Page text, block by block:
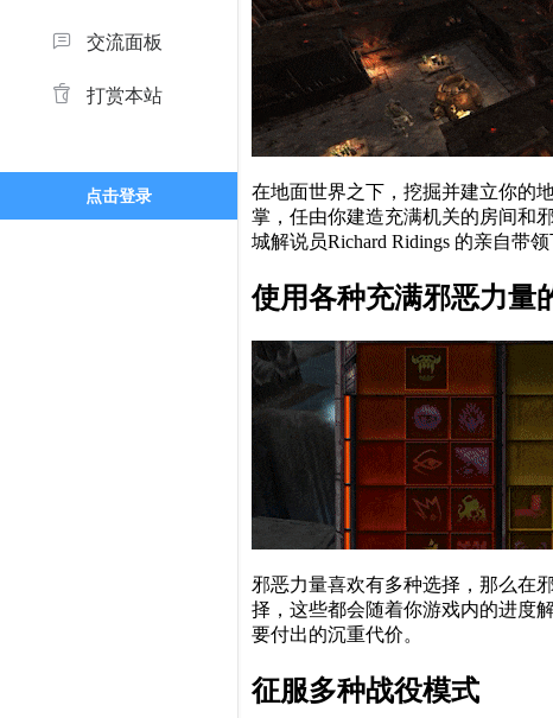
交流面板
打赏本站
点击登录
在地面世界之下，挖掘并建立你的
掌，任由你建造充满机关的房间和
城解说员Richard Ridings 的亲自带领
使用各种充满邪恶力量
邪恶力量喜欢有多种选择，那么在
择，这些都会随着你游戏内的进度
要付出的沉重代价。
征服多种战役模式